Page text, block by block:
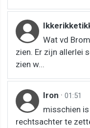
Wat vd
zien. Er zijn allerlei
zien w...
Iron · 01:51
misschien
rechtsachter te